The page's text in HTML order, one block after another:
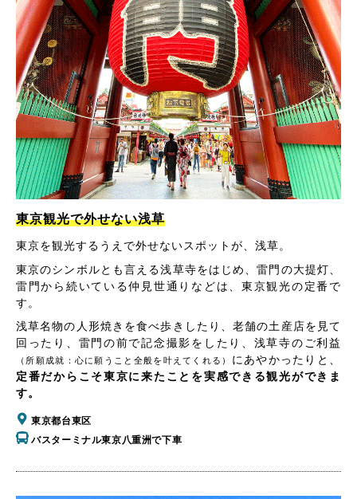
東京観光で外せない浅草
東京を観光するうえで外せないスポットが、浅草。
東京のシンボルとも言える浅草寺をはじめ、雷門の大提灯、
雷門から続いている仲見世通りなどは、東京観光の定番で
す。
浅草名物の人形焼きを食べ歩きしたり、老舗の土産店を見て
回ったり、雷門の前で記念撮影をしたり、浅草寺のご利益
（所願成就：心に願うこと全般を叶えてくれる）
にあやかったりと、
定番だからこそ東京に来たことを実感できる観光ができま
す。
東京都台東区
バスターミナル東京八重洲で下車